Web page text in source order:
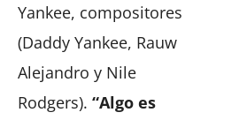
Yankee, compositores
(Daddy Yankee, Rauw
Alejandro y Nile
Rodgers). “Algo es